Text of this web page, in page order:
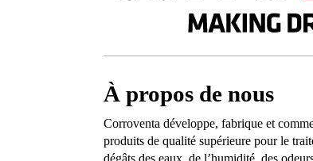
À propos de nous
Corroventa développe, fabrique et
produits de qualité supérieure pour le
dégâts des eaux, de l’humidité, des